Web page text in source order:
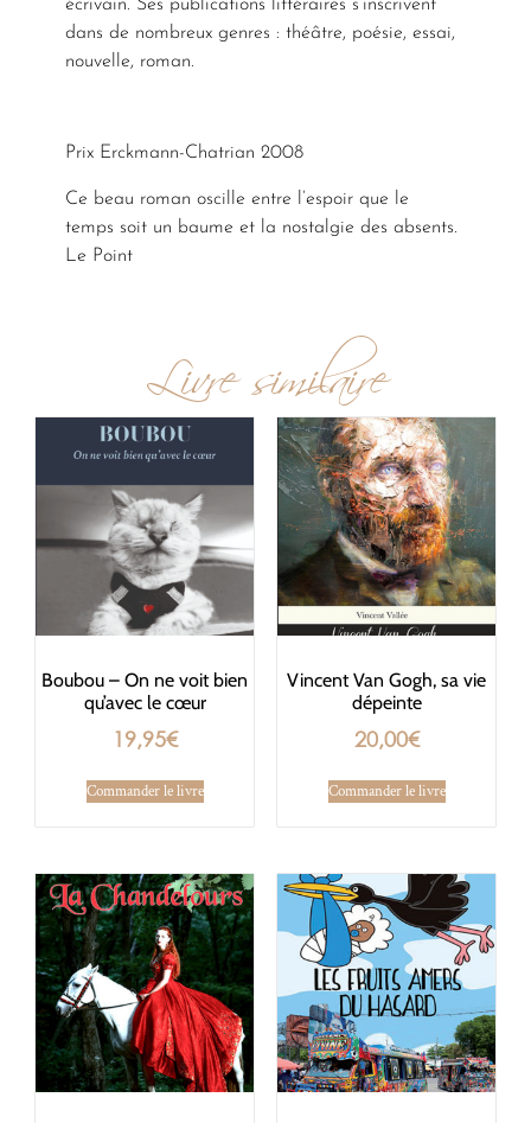
écrivain. Ses publications littéraires s’inscrivent
dans de nombreux genres : théâtre, poésie, essai,
nouvelle, roman.
Prix Erckmann-Chatrian 2008
Ce beau roman oscille entre l’espoir que le
temps soit un baume et la nostalgie des absents.
Le Point
Livre similaire
Boubou – On ne voit bien
qu’avec le cœur
19,95€
Commander le livre
Vincent Van Gogh, sa vie
dépeinte
20,00€
Commander le livre